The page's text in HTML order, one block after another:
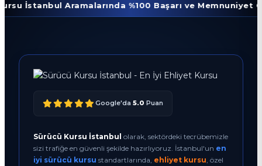
Aramalarında %100 Başarı ve Memnuniyet Oranı
Google'da 5.0 Puan
Sürücü Kursu İstanbul olarak, sektördeki tecrübemizle
sizi trafiğe en güvenli şekilde hazırlıyoruz. İstanbul'un en
iyi sürücü kursu standartlarında, ehliyet kursu , özel